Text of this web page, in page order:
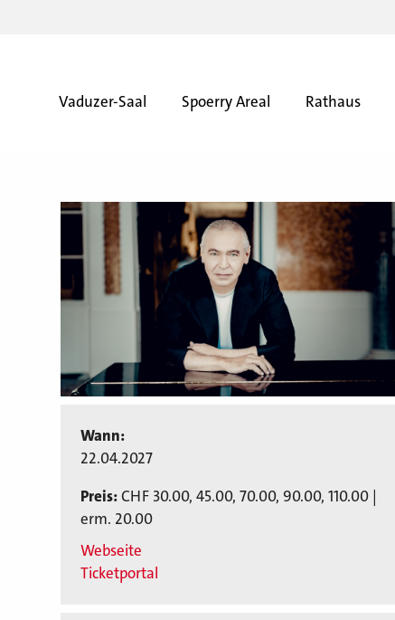
Vaduzer-Saal Spoerry Areal Rathaus
Wann:
22.04.2027
Preis:CHF 30.00, 45.00, 70.00, 90.00, 110.00 |
erm. 20.00
Webseite
Ticketportal